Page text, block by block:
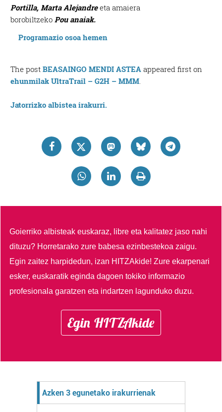
Portilla, Marta Alejandreeta amaiera
borobiltzekoPou anaiak.
Programazio osoa hemen
The postBEASAINGO MENDI ASTEA appeared first on
ehunmilak UltraTrail – G2H – MMM.
Jatorrizko albistea irakurri.
Goierriko albisteak euskaraz, libre eta kalitatez jaso nahi
dituzu? Horretarako zure babesa ezinbestekoa zaigu.
Egin zaitez harpidedun, izan HITZAkide!Zure ekarpenari
esker, euskaratik eginda dagoen tokiko informazio
profesionala garatzen eta indartzen lagunduko duzu.
Egin HITZAkide
Azken 3 egunetako irakurrienak